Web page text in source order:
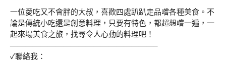
一位愛吃又不會胖的大叔，喜歡四處趴趴走品嚐各種美食。不
論是傳統小吃還是創意料理，只要有特色，都超想嚐一遍，一
起來場美食之旅，找尋令人心動的料理吧！
———————————————————–
✓聯絡我：